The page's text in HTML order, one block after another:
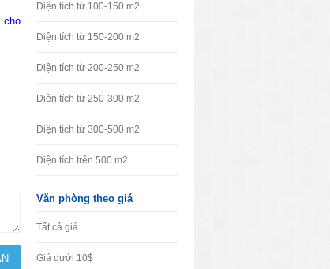
cho
Diện tích từ 100-150 m2
Diện tích từ 150-200 m2
Diện tích từ 200-250 m2
Diện tích từ 250-300 m2
Diện tích từ 300-500 m2
Diện tích trên 500 m2
Văn phòng theo giá
Tất cả giá
Giá dưới 10$